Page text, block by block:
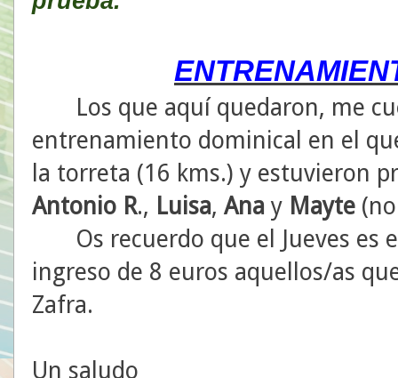
Los que aquí quedaron, me
entrenamiento dominical en el
la torreta (16 kms.) y estuvieron
Antonio R., Luisa, Ana y Mayte
Os recuerdo que el Jueves es
ingreso de 8 euros aquellos/as
Zafra.
Un saludo